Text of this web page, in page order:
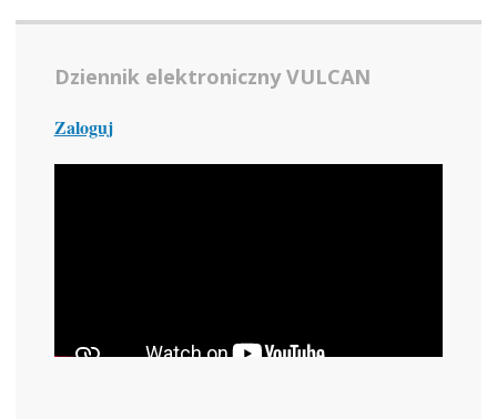
Dziennik elektroniczny VULCAN
Zaloguj